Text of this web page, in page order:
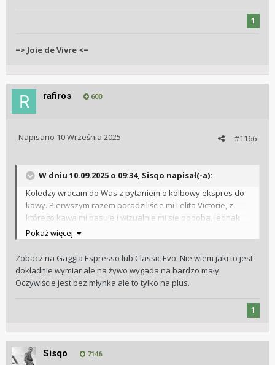
1
=> Joie de Vivre <=
rafiros 600
#1166
Napisano 10 Września 2025
W dniu 10.09.2025 o 09:34, Sisqo napisał(-a):
Koledzy wracam do Was z pytaniem o kolbowy ekspres do
kawy. Pierwszym razem poradziliście mi Lelita Victorie, z
którego kawa mi pasuje i wizualnie mi sie podoba, jednak
jest on za duży, a dokładniej jego głębokość jest za duża,
gdzie na blacie mojej kuchni każdy centymetr jest na wagę
złota. Szukam czegoś NIe upieram sie na wbudowany
młynek, ale fajnie jakby był.
W temacie kawy jaka pijemy u mnei w domu to espress,
americano, lungo, żadko cappuccino.
Pokaż więcej
Zobacz na Gaggia Espresso lub Classic Evo. Nie wiem jaki to jest
dokładnie wymiar ale na żywo wygada na bardzo mały.
Oczywiście jest bez młynka ale to tylko na plus.
1
Sisqo 7146